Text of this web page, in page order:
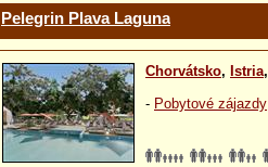
Pelegrin Plava Laguna
Chorvátsko, Istria,
- Pobytové zájazdy